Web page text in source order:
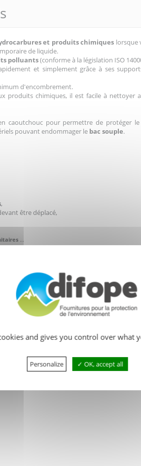
et produits chimiques lorsque
de liquide.
polluants(conforme à la législation ISO
et simplement grâce à ses
d'encombrement.
produits chimiques, il est facile à nettoyer
caoutchouc pour permettre de protéger le
pouvant endommager le bac souple.
,
être déplacé,
...
le stockagedes produitsdangereux selon
être stocké dans un bac derétentionpour
à 100 % du volume du plus grand
préfectorale, se référer au
and gives you control over what
Personalize OK, accept all